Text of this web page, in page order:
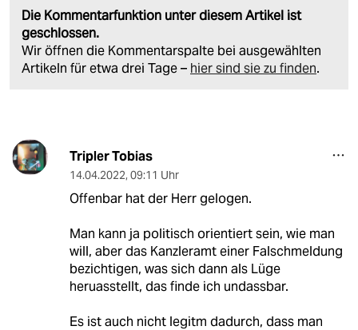
Die Kommentarfunktion unter diesem Artikel ist
geschlossen.
Wir öffnen die Kommentarspalte bei ausgewählten
Artikeln für etwa drei Tage – hier sind sie zu finden.
Tripler Tobias
14.04.2022, 09:11 Uhr
Offenbar hat der Herr gelogen.
Man kann ja politisch orientiert sein, wie man
will, aber das Kanzleramt einer Falschmeldung
bezichtigen, was sich dann als Lüge
heruasstellt, das finde ich undassbar.
Es ist auch nicht legitm dadurch, dass man